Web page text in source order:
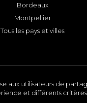
Bordeaux
Montpellier
Tous les pays et villes
aux utilisateurs de
et différents